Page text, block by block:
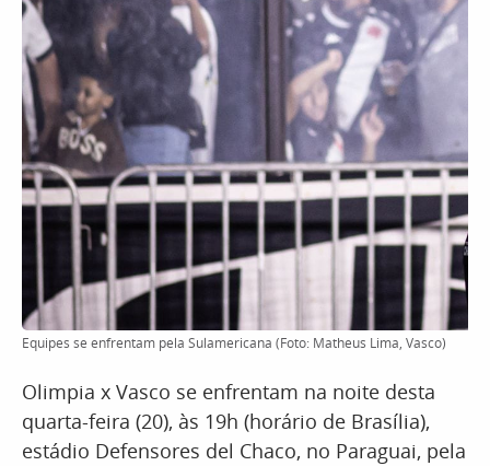
Equipes se enfrentam pela Sulamericana (Foto: Matheus Lima, Vasco)
Olimpia x Vasco se enfrentam na noite desta
quarta-feira (20), às 19h (horário de Brasília),
estádio Defensores del Chaco, no Paraguai, pela